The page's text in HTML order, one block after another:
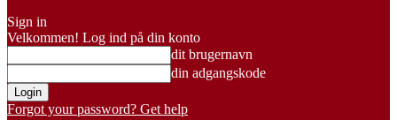
Sign in
Velkommen! Log ind på din konto
dit brugernavn
din adgangskode
Forgot your password? Get help